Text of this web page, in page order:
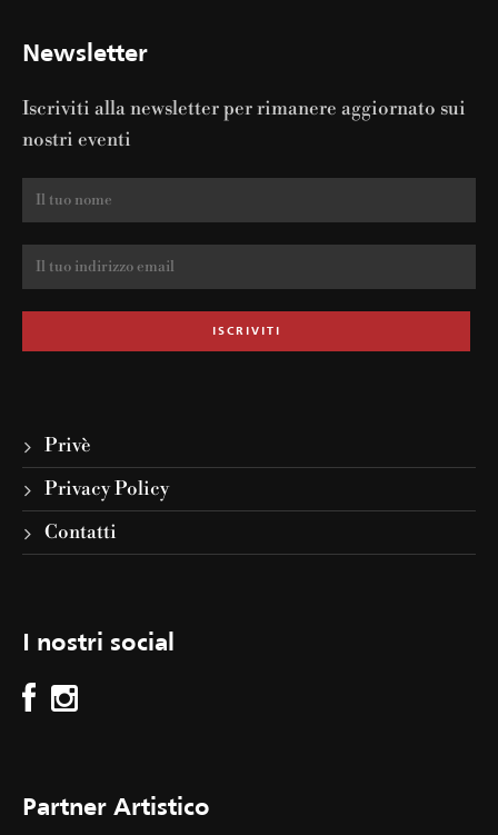
Newsletter
Iscriviti alla newsletter per rimanere aggiornato sui
nostri eventi
Privè
Privacy Policy
Contatti
I nostri social
Partner Artistico